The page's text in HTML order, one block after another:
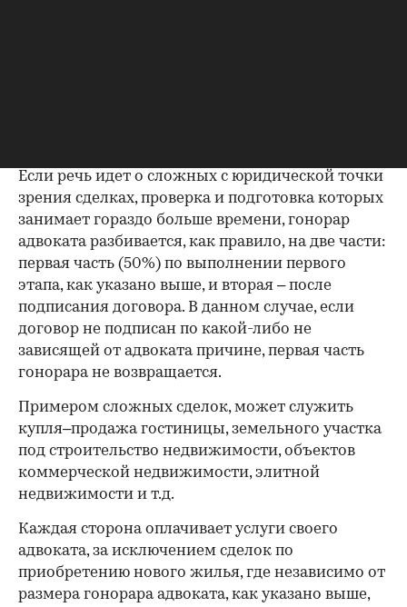
Если речь идет о сложных с юридической точки
зрения сделках, проверка и подготовка которых
занимает гораздо больше времени, гонорар
адвоката разбивается, как правило, на две части:
первая часть (50%) по выполнении первого
этапа, как указано выше, и вторая – после
подписания договора. В данном случае, если
договор не подписан по какой-либо не
зависящей от адвоката причине, первая часть
гонорара не возвращается.
Примером сложных сделок, может служить
купля–продажа гостиницы, земельного участка
под строительство недвижимости, объектов
коммерческой недвижимости, элитной
недвижимости и т.д.
Каждая сторона оплачивает услуги своего
адвоката, за исключением сделок по
приобретению нового жилья, где независимо от
размера гонорара адвоката, как указано выше,